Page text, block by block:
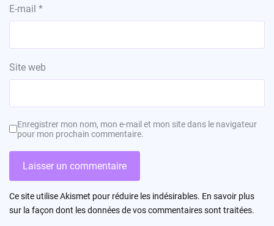
E-mail *
Site web
Enregistrer mon nom, mon e-mail et mon site dans le navigateur
pour mon prochain commentaire.
Ce site utilise Akismet pour réduire les indésirables. En savoir plus
sur la façon dont les données de vos commentaires sont traitées.